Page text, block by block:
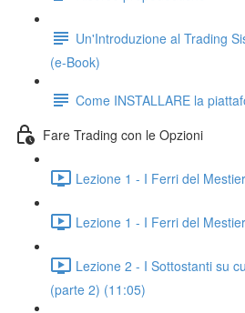
Un'Introduzione al Trading
(e-Book)
Come INSTALLARE la
Fare Trading con le Opzioni
Lezione 1 - I Ferri del
Lezione 1 - I Ferri del
Lezione 2 - I Sottostanti su
(parte 2) (11:05)